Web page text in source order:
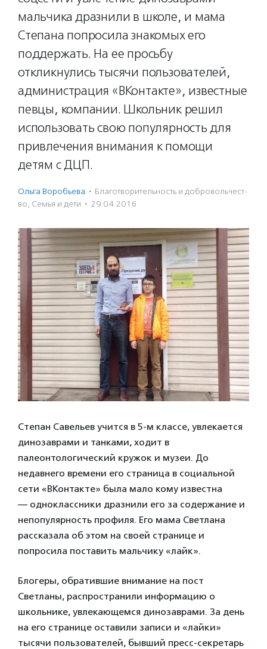
мальчика дразнили в школе, и мама
Степана попросила знакомых его
поддержать. На ее просьбу
откликнулись тысячи пользователей,
администрация «ВКонтакте», известные
певцы, компании. Школьник решил
использовать свою популярность для
привлечения внимания к помощи
детям с ДЦП.
Ольга Воробьева · Благотвори­тель­ность и доброволь­чест­
во, Семья и дети · 29.04.2016
Степан Савельев учится в 5-м классе, увлекается
динозаврами и танками, ходит в
палеонтологический кружок и музеи. До
недавнего времени его страница в социальной
сети «ВКонтакте» была мало кому известна
— одноклассники дразнили его за содержание и
непопулярность профиля. Его мама Светлана
рассказала об этом на своей странице и
попросила поставить мальчику «лайк».
Блогеры, обратившие внимание на пост
Светланы, распространили информацию о
школьнике, увлекающемся динозаврами. За день
на его странице оставили записи и «лайки»
тысячи пользователей, бывший пресс-секретарь